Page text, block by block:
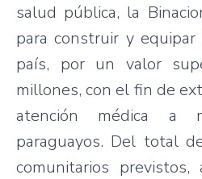
salud pública, la
para construir y
país, por un valor
millones, con el fin de
atención médica a
paraguayos. Del total
comunitarios